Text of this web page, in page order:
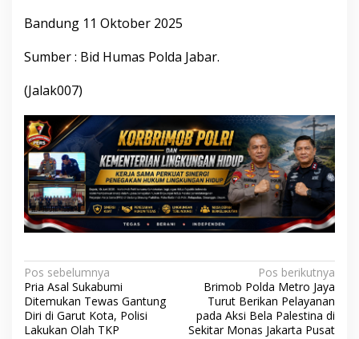
Bandung 11 Oktober 2025
Sumber : Bid Humas Polda Jabar.
(Jalak007)
Navigasi
pos
Pos sebelumnya
Pria Asal Sukabumi
Ditemukan Tewas Gantung
Diri di Garut Kota, Polisi
Lakukan Olah TKP
Pos berikutnya
Brimob Polda Metro Jaya
Turut Berikan Pelayanan
pada Aksi Bela Palestina di
Sekitar Monas Jakarta Pusat